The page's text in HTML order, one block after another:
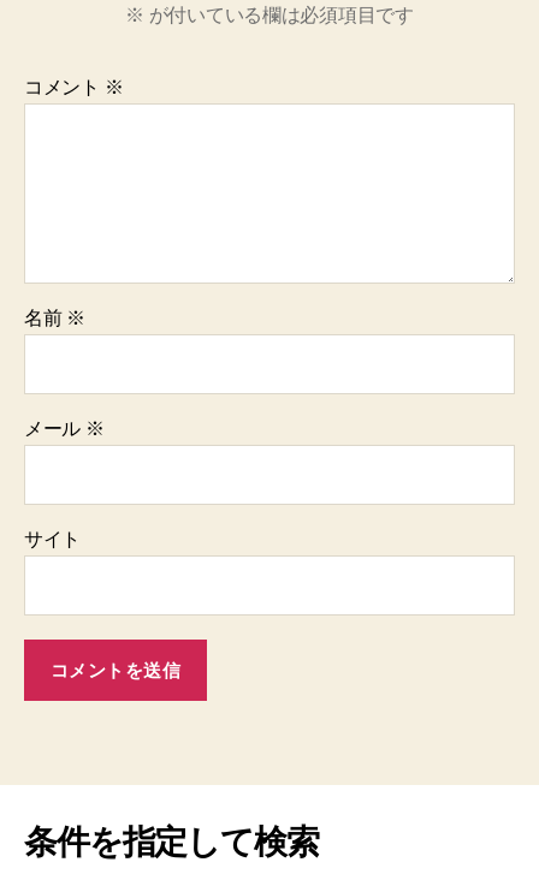
※ が付いている欄は必須項目です
コメント ※
名前 ※
メール ※
サイト
条件を指定して検索